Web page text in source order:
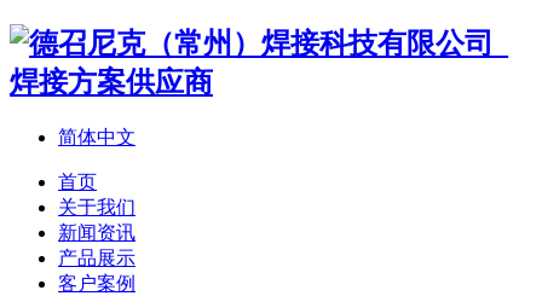
简体中文
首页
关于我们
新闻资讯
产品展示
客户案例